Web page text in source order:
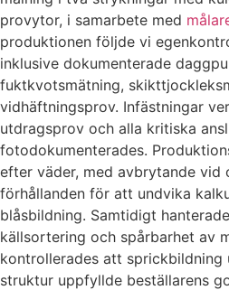
provytor, i samarbete med
produktionen följde vi
inklusive dokumenterade
fuktkvotsmätning,
vidhäftningsprov. Infästningar
utdragsprov och alla kritiska
fotodokumenterades.
efter väder, med avbrytande vid
förhållanden för att undvika
blåsbildning. Samtidigt
källsortering och spårbarhet av
kontrollerades att
struktur uppfyllde beställarens